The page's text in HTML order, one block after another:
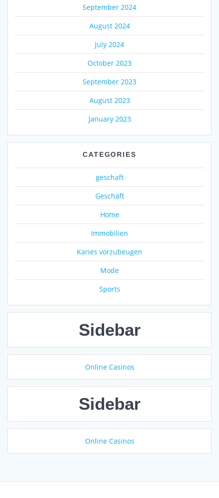
September 2024
August 2024
July 2024
October 2023
September 2023
August 2023
January 2023
CATEGORIES
geschaft
Geschäft
Home
Immobilien
Karies vorzubeugen
Mode
Sports
Sidebar
Online Casinos
Sidebar
Online Casinos